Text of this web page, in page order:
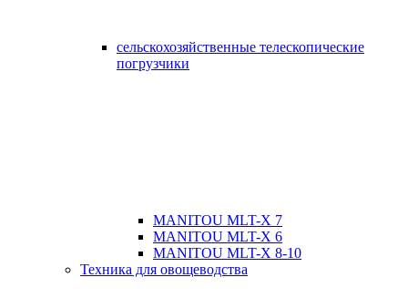
сельскохозяйственные телескопические
погрузчики
MANITOU MLT-X 7
MANITOU MLT-X 6
MANITOU MLT-X 8-10
Техника для овощеводства